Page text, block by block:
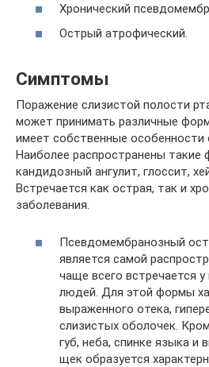
Хронический
Острый атрофический.
Симптомы
Поражение слизистой полости
может принимать различные
имеет собственные особенности
Наиболее распространены такие
кандидозный ангулит, глоссит,
Встречается как острая, так и
заболевания.
Псевдомембранозный
является самой
чаще всего встречается
людей. Для этой формы
выраженного отека,
слизистых оболочек.
губ, неба, спинке языка и
щек образуется